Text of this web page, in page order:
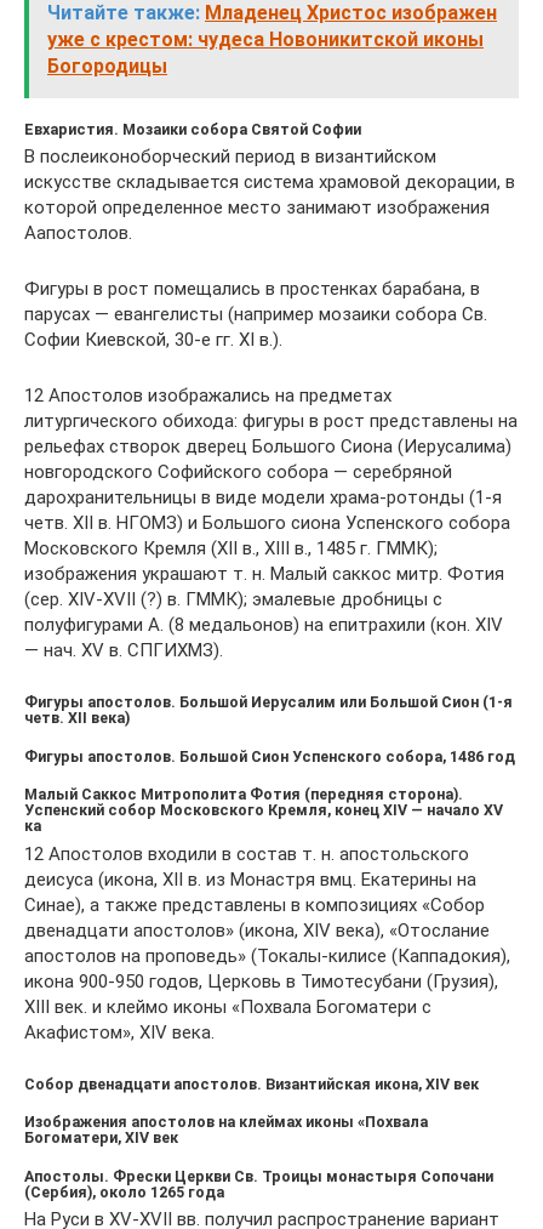
Читайте также: Младенец Христос изображен
уже с крестом: чудеса Новоникитской иконы
Богородицы
Евхаристия. Мозаики собора Святой Софии
В послеиконоборческий период в византийском
искусстве складывается система храмовой декорации, в
которой определенное место занимают изображения
Аапостолов.
Фигуры в рост помещались в простенках барабана, в
парусах — евангелисты (например мозаики собора Св.
Софии Киевской, 30-е гг. XI в.).
12 Апостолов изображались на предметах
литургического обихода: фигуры в рост представлены на
рельефах створок дверец Большого Сиона (Иерусалима)
новгородского Софийского собора — серебряной
дарохранительницы в виде модели храма-ротонды (1-я
четв. XII в. НГОМЗ) и Большого сиона Успенского собора
Московского Кремля (XII в., XIII в., 1485 г. ГММК);
изображения украшают т. н. Малый саккос митр. Фотия
(сер. XIV-XVII (?) в. ГММК); эмалевые дробницы с
полуфигурами А. (8 медальонов) на епитрахили (кон. XIV
— нач. XV в. СПГИХМЗ).
Фигуры апостолов. Большой Иерусалим или Большой Сион (1-я
четв. XII века)
Фигуры апостолов. Большой Сион Успенского собора, 1486 год
Малый Саккос Митрополита Фотия (передняя сторона).
Успенский собор Московского Кремля, конец XIV — начало XV
ка
12 Апостолов входили в состав т. н. апостольского
деисуса (икона, XII в. из Монастря вмц. Екатерины на
Синае), а также представлены в композициях «Собор
двенадцати апостолов» (икона, XIV века), «Отослание
апостолов на проповедь» (Токалы-килисе (Каппадокия),
икона 900-950 годов, Церковь в Тимотесубани (Грузия),
XIII век. и клеймо иконы «Похвала Богоматери с
Акафистом», XIV века.
Собор двенадцати апостолов. Византийская икона, XIV век
Изображения апостолов на клеймах иконы «Похвала
Богоматери, XIV век
Апостолы. Фрески Церкви Св. Троицы монастыря Сопочани
(Сербия), около 1265 года
На Руси в XV-XVII вв. получил распространение вариант